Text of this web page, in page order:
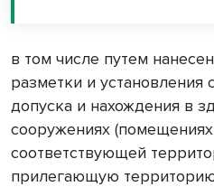
в том числе путем
разметки и
допуска и нахождения в
сооружениях
соответствующей
прилегающую